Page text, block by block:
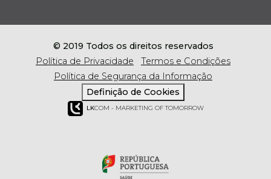
© 2019 Todos os direitos reservados
Política de Privacidade
Termos e Condições
Política de Segurança da Informação
Definição de Cookies
LKCOM - MARKETING OF TOMORROW